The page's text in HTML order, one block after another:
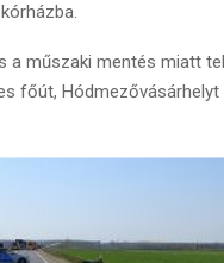
a műszaki mentés miatt
főút, Hódmezővásárhelyt